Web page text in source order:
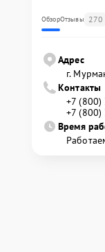
ОбзорОтзывы 270
Адрес
г.
Контакты
+7
+7
Время